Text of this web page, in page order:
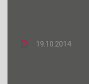
19.10.2014